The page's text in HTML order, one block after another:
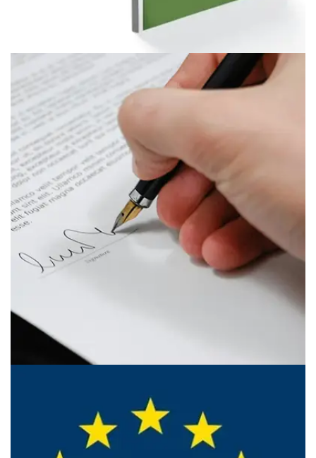
Test rapporter
TEST RAPPORTER